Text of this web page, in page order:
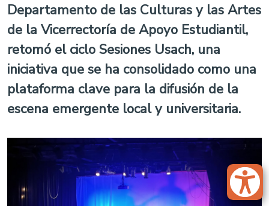
Departamento de las Culturas y las Artes
de la Vicerrectoría de Apoyo Estudiantil,
retomó el ciclo Sesiones Usach, una
iniciativa que se ha consolidado como una
plataforma clave para la difusión de la
escena emergente local y universitaria.